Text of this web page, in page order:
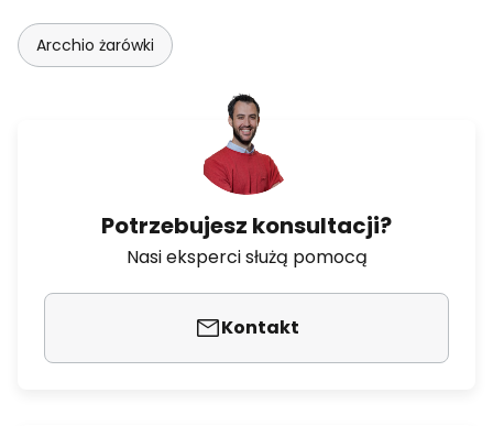
Arcchio żarówki
Potrzebujesz konsultacji?
Nasi eksperci służą pomocą
Kontakt